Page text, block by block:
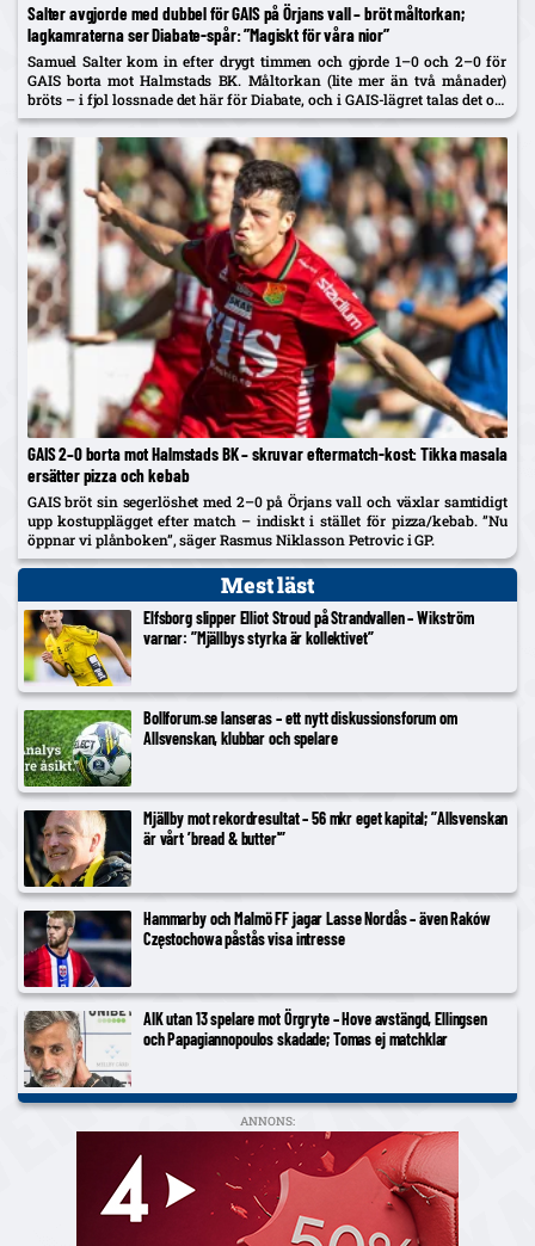
Salter avgjorde med dubbel för GAIS på Örjans vall – bröt måltorkan;
lagkamraterna ser Diabate-spår: ”Magiskt för våra nior”
Samuel Salter kom in efter drygt timmen och gjorde 1–0 och 2–0 för
GAIS borta mot Halmstads BK. Måltorkan (lite mer än två månader)
bröts – i fjol lossnade det här för Diabate, och i GAIS-lägret talas det om
en...
GAIS 2–0 borta mot Halmstads BK – skruvar eftermatch-kost: Tikka masala
ersätter pizza och kebab
GAIS bröt sin segerlöshet med 2–0 på Örjans vall och växlar samtidigt
upp kostupplägget efter match – indiskt i stället för pizza/kebab. ”Nu
öppnar vi plånboken”, säger Rasmus Niklasson Petrovic i GP.
Mest läst
Elfsborg slipper Elliot Stroud på Strandvallen – Wikström
varnar: ”Mjällbys styrka är kollektivet”
Bollforum.se lanseras – ett nytt diskussionsforum om
Allsvenskan, klubbar och spelare
Mjällby mot rekordresultat – 56 mkr eget kapital; ”Allsvenskan
är vårt ’bread & butter'”
Hammarby och Malmö FF jagar Lasse Nordås – även Raków
Częstochowa påstås visa intresse
AIK utan 13 spelare mot Örgryte – Hove avstängd, Ellingsen
och Papagiannopoulos skadade; Tomas ej matchklar
ANNONS: